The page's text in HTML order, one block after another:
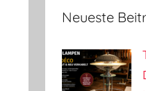
Neueste